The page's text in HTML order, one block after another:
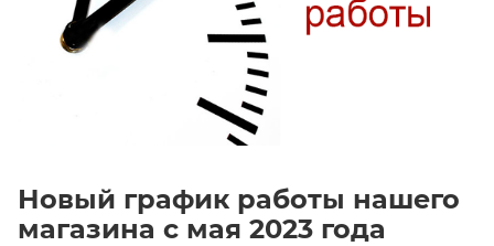
Новый график работы нашего
магазина с мая 2023 года